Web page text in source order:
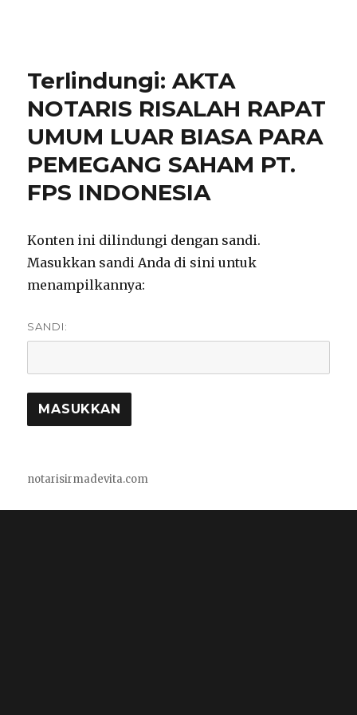
Terlindungi: AKTA
NOTARIS RISALAH RAPAT
UMUM LUAR BIASA PARA
PEMEGANG SAHAM PT.
FPS INDONESIA
Konten ini dilindungi dengan sandi.
Masukkan sandi Anda di sini untuk
menampilkannya:
SANDI:
notarisirmadevita.com